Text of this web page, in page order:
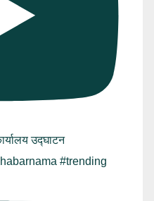
उद्घाटन
#trending